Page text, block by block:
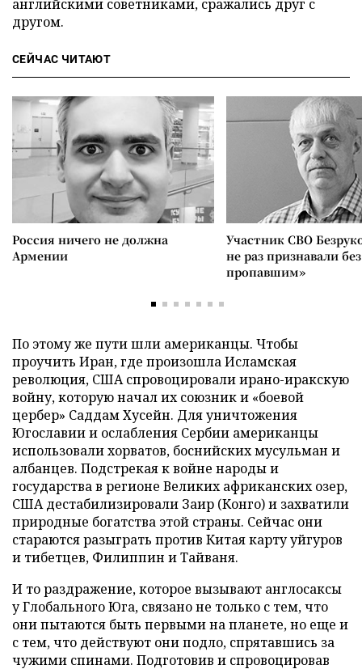
английскими советниками, сражались друг с
другом.
СЕЙЧАС ЧИТАЮТ
Россия ничего не должна
Армении
Участник СВО
не раз признавали
пропавшим»
По этому же пути шли американцы. Чтобы
проучить Иран, где произошла Исламская
революция, США спровоцировали ирано-иракскую
войну, которую начал их союзник и «боевой
цербер» Саддам Хусейн. Для уничтожения
Югославии и ослабления Сербии американцы
использовали хорватов, боснийских мусульман и
албанцев. Подстрекая к войне народы и
государства в регионе Великих африканских озер,
США дестабилизировали Заир (Конго) и захватили
природные богатства этой страны. Сейчас они
стараются разыграть против Китая карту уйгуров
и тибетцев, Филиппин и Тайваня.
И то раздражение, которое вызывают англосаксы
у Глобального Юга, связано не только с тем, что
они пытаются быть первыми на планете, но еще и
с тем, что действуют они подло, спрятавшись за
чужими спинами. Подготовив и спровоцировав